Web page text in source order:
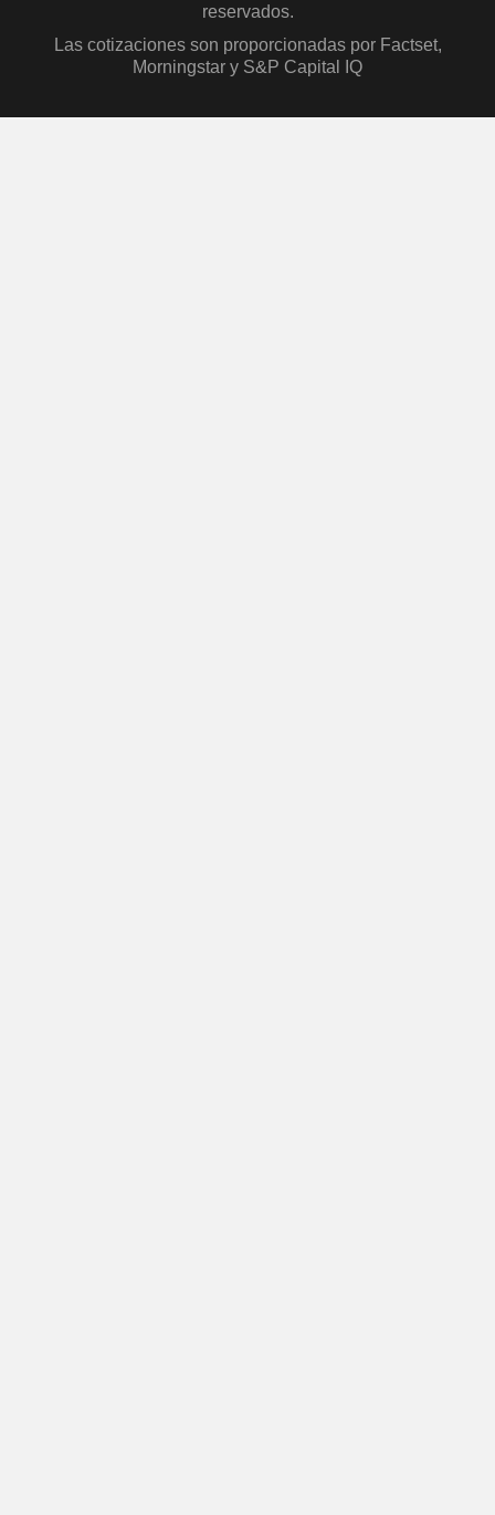
reservados.
Las cotizaciones son proporcionadas por Factset,
Morningstar y S&P Capital IQ